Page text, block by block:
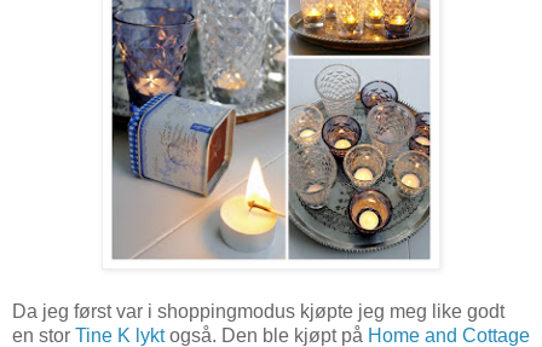
Da jeg først var i shoppingmodus kjøpte jeg meg like godt
en stor Tine K lyktogså. Den ble kjøpt på Home and Cottage